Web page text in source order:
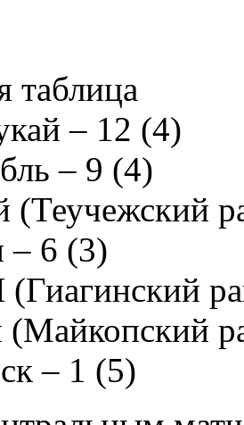
таблица
– 12 (4)
– 9 (4)
(Теучежский
– 6 (3)
– 1 (5)